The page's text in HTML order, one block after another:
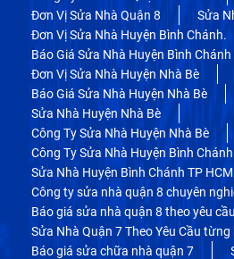
Đơn Vị Sửa Nhà Quận 8
Sửa
Đơn Vị Sửa Nhà Huyện Bình Chánh.
Báo Giá Sửa Nhà Huyện Bình Chánh
Đơn Vị Sửa Nhà Huyện Nhà Bè
Báo Giá Sửa Nhà Huyện Nhà Bè
Sửa Nhà Huyện Nhà Bè
Công Ty Sửa Nhà Huyện Nhà Bè
Công Ty Sửa Nhà Huyện Bình Chánh
Sửa Nhà Huyện Bình Chánh TP HCM
Công ty sửa nhà quận 8 chuyên
Báo giá sửa nhà quận 8 theo yêu
Sửa Nhà Quận 7 Theo Yêu Cầu
Báo giá sửa chữa nhà quận 7